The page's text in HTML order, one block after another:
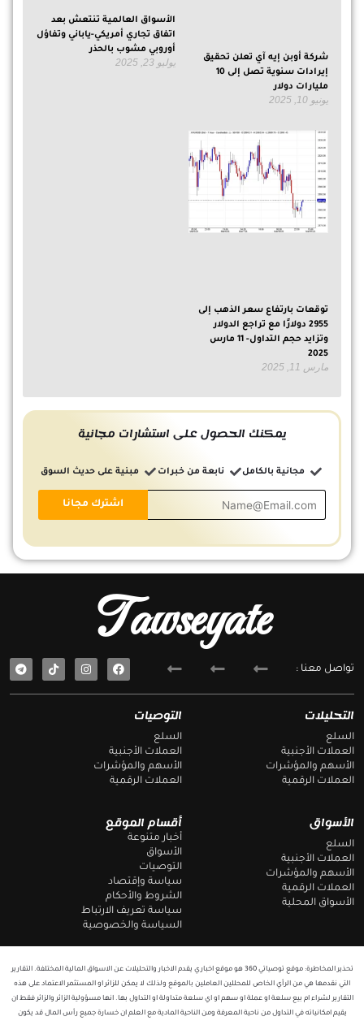
شركة أوبن إيه آي تعلن تحقيق
إيرادات سنوية تصل إلى 10
مليارات دولار
يونيو 10, 2025
الأسواق العالمية تنتعش بعد
اتفاق تجاري أمريكي-ياباني وتفاؤل
أوروبي مشوب بالحذر
يوليو 23, 2025
توقعات بارتفاع سعر الذهب إلى
2955 دولارًا مع تراجع الدولار
وتزايد حجم التداول- 11 مارس
2025
مارس 11, 2025
يمكنك الحصول على استشارات مجانية
مجانية بالكامل نابعة من خبرات مبنية على حديث السوق
أقسام الموقع
أخبار متنوعة
الأسواق
التوصيات
سياسة وإقتصاد
الشروط والأحكام
سياسة تعريف الارتباط
السياسة والخصوصية
الأسواق
السلع
العملات الأجنبية
الأسهم والمؤشرات
العملات الرقمية
الأسواق المحلية
التوصيات
السلع
العملات الأجنبية
الأسهم والمؤشرات
العملات الرقمية
التحليلات
السلع
العملات الأجنبية
الأسهم والمؤشرات
العملات الرقمية
Tawseyate
تواصل معنا :
F
a
e
T
e
e
تحذير المخاطرة: موقع توصياتي 360 هو موقع اخباري يقدم الاخبار والتحليلات عن الاسواق المالية المختلفة. التقارير
التي نقدمها هي من الرأي الخاص للمحللين العاملين بالموقع ولذلك لا يمكن للزائر او المستثمر الاعتماد على هذه
التقارير لشراء ام بيع سلعة او عملة او سهم او اي سلعة متداولة او التداول بها. انها مسؤولية الزائر والزائر فقط ان
يقيم امكانياته في التداول من ناحية المعرفة ومن الناحية المادية مع العلم ان خسارة جميع رأس المال قد يكون